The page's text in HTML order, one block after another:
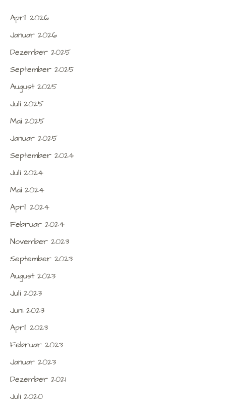
April 2026
Januar 2026
Dezember 2025
September 2025
August 2025
Juli 2025
Mai 2025
Januar 2025
September 2024
Juli 2024
Mai 2024
April 2024
Februar 2024
November 2023
September 2023
August 2023
Juli 2023
Juni 2023
April 2023
Februar 2023
Januar 2023
Dezember 2021
Juli 2020